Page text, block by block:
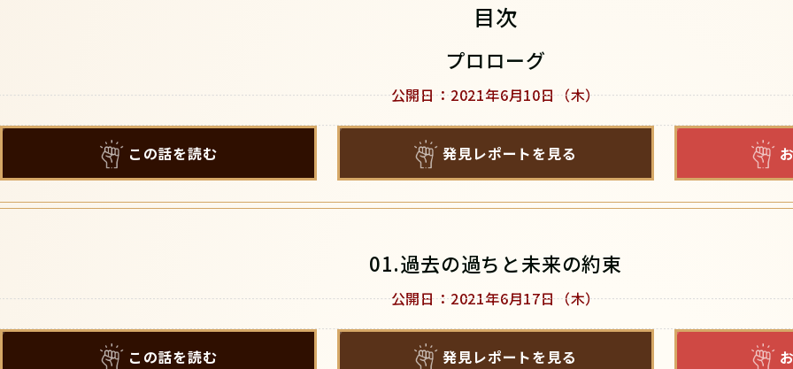
目次
プロローグ
公開日：2021年6月10日（木）
この話を読む 発見レポートを見る
01.過去の過ちと未来の約束
公開日：2021年6月17日（木）
この話を読む 発見レポートを見る